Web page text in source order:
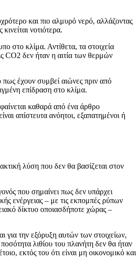
και πιο αλμυρό νερό, αλλάζοντας
νοτιότερα.
στο κλίμα. Αντίθετα, τα στοιχεία
CO2 δεν ήταν η αιτία των θερμών
έχουν συμβεί αιώνες πριν από
επίδραση στο κλίμα.
καθαρά από ένα άρθρο
απίστευτα ανόητοι, εξαπατημένοι ή
λύση που δεν θα βασίζεται στον
που σημαίνει πως δεν υπάρχει
ενέργειας – με τις εκπομπές ρύπων
δίκτυο οποιασδήποτε χώρας –
για την εξόρυξη αυτών των στοιχείων,
λιθίου του πλανήτη δεν θα ήταν
εκτός του ότι είναι μη οικονομικό και